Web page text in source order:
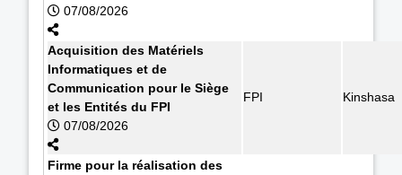
07/08/2026
Acquisition des Matériels
Informatiques et de
Communication pour le Siège
et les Entités du FPI
07/08/2026
FPI Kinshasa
Firme pour la réalisation des